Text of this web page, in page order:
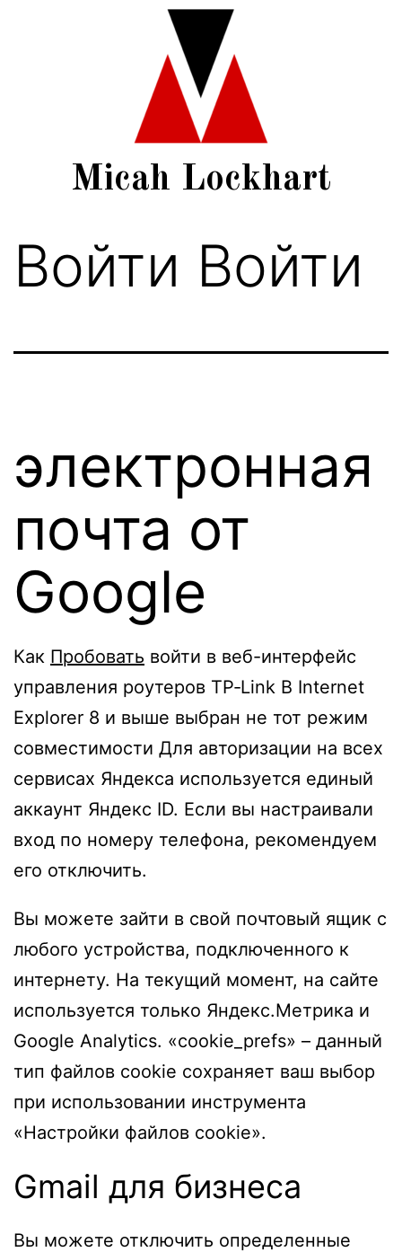
Micah Lockhart
Войти Войти
электронная
почта от
Google
Как Пробовать войти в веб-интерфейс
управления роутеров TP‑Link В Internet
Explorer 8 и выше выбран не тот режим
совместимости Для авторизации на всех
сервисах Яндекса используется единый
аккаунт Яндекс ID. Если вы настраивали
вход по номеру телефона, рекомендуем
его отключить.
Вы можете зайти в свой почтовый ящик с
любого устройства, подключенного к
интернету. На текущий момент, на сайте
используется только Яндекс.Метрика и
Google Analytics. «cookie_prefs» – данный
тип файлов cookie сохраняет ваш выбор
при использовании инструмента
«Настройки файлов cookie».
Gmail для бизнеса
Вы можете отключить определенные